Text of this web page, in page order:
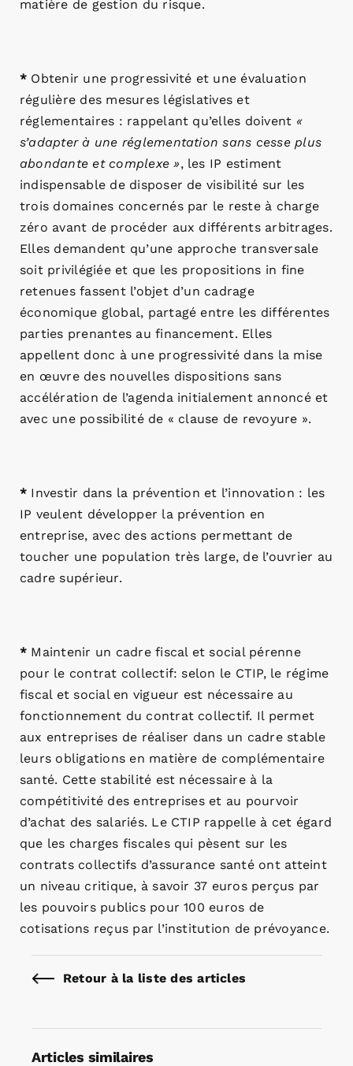
matière de gestion du risque.
* Obtenir une progressivité et une évaluation
régulière des mesures législatives et
réglementaires : rappelant qu’elles doivent «
s’adapter à une réglementation sans cesse plus
abondante et complexe », les IP estiment
indispensable de disposer de visibilité sur les
trois domaines concernés par le reste à charge
zéro avant de procéder aux différents arbitrages.
Elles demandent qu’une approche transversale
soit privilégiée et que les propositions in fine
retenues fassent l’objet d’un cadrage
économique global, partagé entre les différentes
parties prenantes au financement. Elles
appellent donc à une progressivité dans la mise
en œuvre des nouvelles dispositions sans
accélération de l’agenda initialement annoncé et
avec une possibilité de « clause de revoyure ».
* Investir dans la prévention et l’innovation : les
IP veulent développer la prévention en
entreprise, avec des actions permettant de
toucher une population très large, de l’ouvrier au
cadre supérieur.
* Maintenir un cadre fiscal et social pérenne
pour le contrat collectif: selon le CTIP, le régime
fiscal et social en vigueur est nécessaire au
fonctionnement du contrat collectif. Il permet
aux entreprises de réaliser dans un cadre stable
leurs obligations en matière de complémentaire
santé. Cette stabilité est nécessaire à la
compétitivité des entreprises et au pourvoir
d’achat des salariés. Le CTIP rappelle à cet égard
que les charges fiscales qui pèsent sur les
contrats collectifs d’assurance santé ont atteint
un niveau critique, à savoir 37 euros perçus par
les pouvoirs publics pour 100 euros de
cotisations reçus par l’institution de prévoyance.
Retour à la liste des articles
Articles similaires